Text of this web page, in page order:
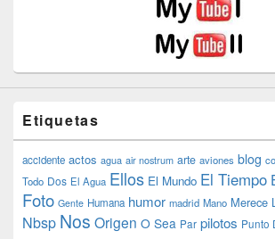
Etiquetas
accidente actos agua air nostrum arte aviones blog
Todo Dos El Agua Ellos El Mundo El Tiempo
Foto Gente Humana humor madrid Mano Merece
Nbsp Nos Origen O Sea Par pilotos Punto